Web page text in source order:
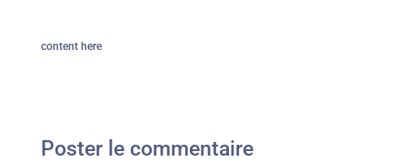
content here
Poster le commentaire